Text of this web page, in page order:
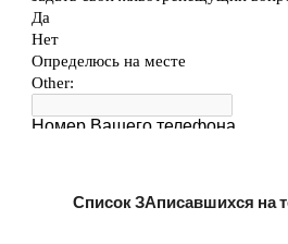
Список ЗАписавшихся на